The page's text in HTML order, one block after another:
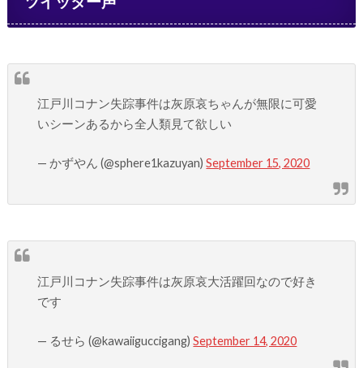
江戸川コナン失踪事件は灰原哀ちゃんが無限に可愛
いシーンあるから全人類見て欲しい
— かずやん (@sphere1kazuyan)September 15, 2020
江戸川コナン失踪事件は灰原哀大活躍回なので好き
です
— るせら (@kawaiiguccigang)September 14, 2020